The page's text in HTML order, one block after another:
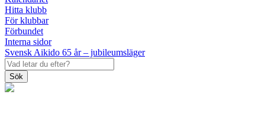
Hitta klubb
För klubbar
Förbundet
Interna sidor
Svensk Aikido 65 år – jubileumsläger
Sök